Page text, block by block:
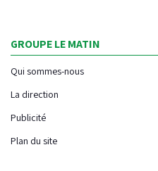
GROUPE LE MATIN
Qui sommes-nous
La direction
Publicité
Plan du site